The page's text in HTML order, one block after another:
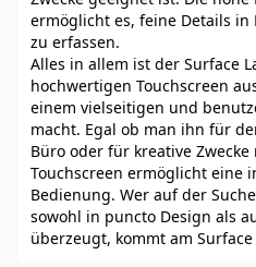
ermöglicht es, feine Details
zu erfassen.
Alles in allem ist der Surface
hochwertigen Touchscreen
einem vielseitigen und
macht. Egal ob man ihn für
Büro oder für kreative
Touchscreen ermöglicht eine
Bedienung. Wer auf der
sowohl in puncto Design als
überzeugt, kommt am